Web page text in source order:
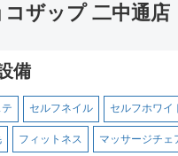
コザップ 二中通店
備
セルフネイル セルフホワイ
フィットネス マッサージチェ